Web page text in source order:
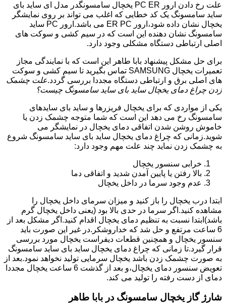
علت رخ دادن ارور PC ER یخچال سامسونگدر مدل ای ساید بای
ساید سامسونگ یک کد خطایی که اغلب می تواند بر روی نمایشگر
یخچال نشان داده شود،ارور ER PC می باشد.ارور PC ساید
سامسونگ نشان دهنده این است که در سیم کشی و سوکت های
اصلی ارتباطی دستگاه مشکلی وجود دارد.
برای حل مشکل پیشنهاد بابا طاهر این است که با نمایندگی مجاز
تعمیرات یخچال SAMSUNG تماس بگیرید تا سیم کشی و سوکت
های اصلی برق و ارتباطی دستگاه مجددا بررسی گردد.علت چشمک
زدن چراغ دمای یخچال ساید بای ساید سامسونگ چیست؟
یکی از مواردی که برای یخچال فریزرها و ساید بای سایدهای
سامسونگ رخ می دهد این است که شما متوجه چشمک زدن یا
خاموش روشن شدن اتفاقی دمای یخچال در نمایشگر می
شوید.زمانی که چراغ دمای یخچال ساید بای ساید سامسونگ شروع
به چشمک زدن نماید چند علت مهم وجود دارد:
خرابی سنسور یخچال
بالا رفتن یا پایین آمدن شدید و اتفاقی دما
عدم وجود سرما در داخل یخچال
ابتدا درب یخچال را باز کنید و میزان سرمای داخل یخچال را
مشاهده کنید.اگر سرما در حدی بالا بود (یعنی داخل یخچال گرم
باشد)ابتدا نسبت به تنظیم دمای یخچال اقدام کنید.اگر مشکل بعد از
6 ساعت مرتفع و حل شد که خداروشکر.در غیر این صورت باید
سنسور یخچال و همچنین قطعات دیفراست یخچال مورد بررسی
قرار گیرد.تا زمانی که چراغ دمای یخچال ساید بای ساید سامسونگ
به صورت چشمک زدن باشد یخچال سرمایی تولید نخواهد نمود.بعد از
تعویض سنسور دمای یخچال،و بعد از گذشت 6 ساعت یخچال مجددا
دمای از دست رفته را تولید می کند.
شارژ گاز یخچال سامسونگ در بابا طاهر